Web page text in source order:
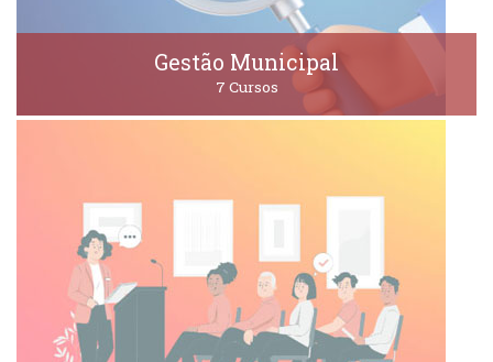
Gestão Municipal
7 Cursos